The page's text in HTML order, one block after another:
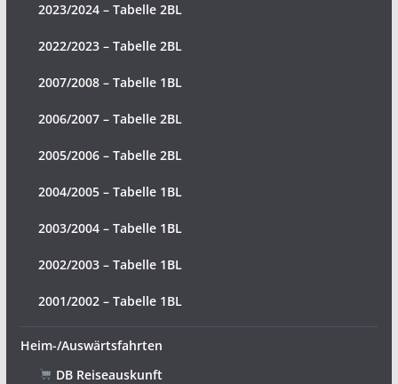
2023/2024 – Tabelle 2BL
2022/2023 – Tabelle 2BL
2007/2008 – Tabelle 1BL
2006/2007 – Tabelle 2BL
2005/2006 – Tabelle 2BL
2004/2005 – Tabelle 1BL
2003/2004 – Tabelle 1BL
2002/2003 – Tabelle 1BL
2001/2002 – Tabelle 1BL
Heim-/Auswärtsfahrten
DB Reiseauskunft